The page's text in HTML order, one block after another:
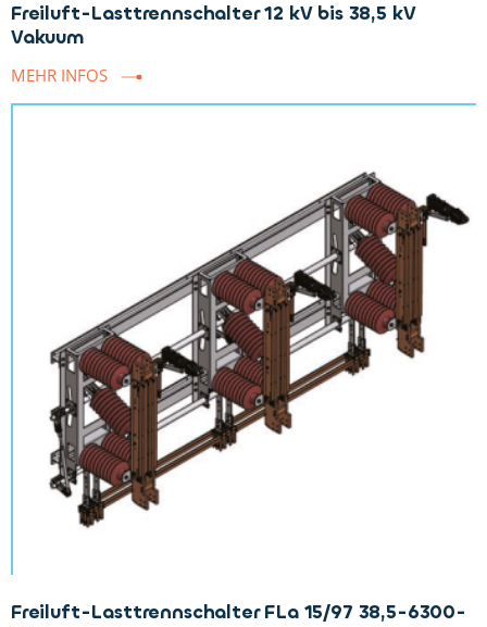
Freiluft-Lasttrennschalter 12 kV bis 38,5 kV
Vakuum
MEHR INFOS
Freiluft-Lasttrennschalter FLa 15/97 38,5-6300-